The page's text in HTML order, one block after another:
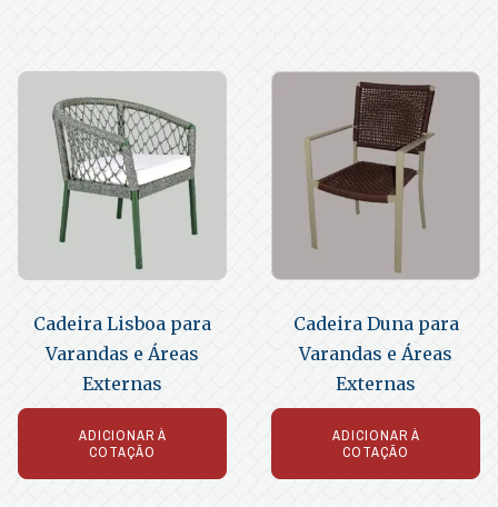
Cadeira Lisboa para
Varandas e Áreas
Externas
ADICIONAR À
COTAÇÃO
Cadeira Duna para
Varandas e Áreas
Externas
ADICIONAR À
COTAÇÃO